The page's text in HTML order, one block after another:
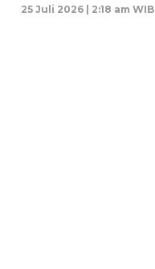
25 Juli 2026 | 2:18 am WIB